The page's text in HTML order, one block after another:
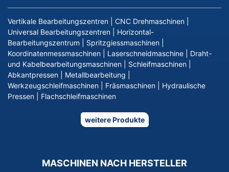
Vertikale Bearbeitungszentren CNC Drehmaschinen
Universal Bearbeitungszentren
Horizontal-
Bearbeitungszentrum
Spritzgiessmaschinen
Koordinatenmessmaschinen
Laserschneidmaschine
Draht-
und Kabelbearbeitungsmaschinen
Schleifmaschinen
Abkantpressen
Metallbearbeitung
Werkzeugschleifmaschinen
Fräsmaschinen
Hydraulische
Pressen
Flachschleifmaschinen
weitere Produkte
MASCHINEN NACH HERSTELLER